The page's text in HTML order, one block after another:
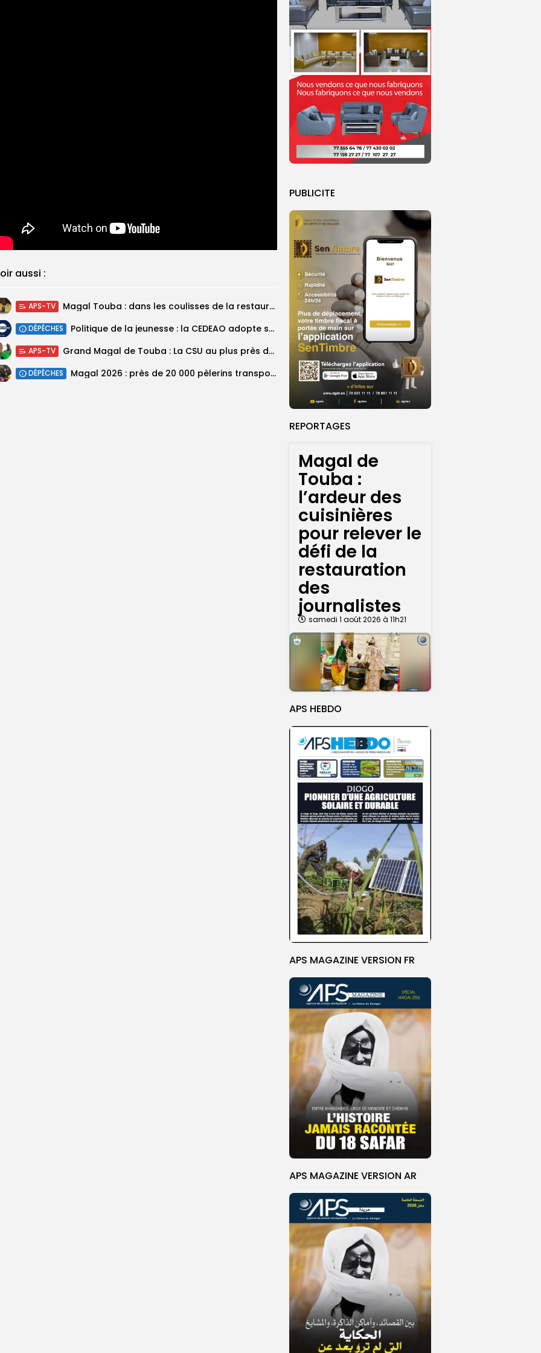
PUBLICITE
REPORTAGES
Magal de
Touba :
l’ardeur des
cuisinières
pour relever le
défi de la
restauration
des
journalistes
samedi 1 août 2026 à 11h21
APS HEBDO
APS MAGAZINE VERSION FR
APS MAGAZINE VERSION AR
aussi :
APS-TV Magal Touba : dans les coulisses de la restauration de la presse...
DÉPÊCHES Politique de la jeunesse : la CEDEAO adopte son plan d’actions stratégiques...
APS-TV Grand Magal de Touba : La CSU au plus près des pèlerins
DÉPÊCHES Magal 2026 : près de 20 000 pèlerins transportés vers Touba en...